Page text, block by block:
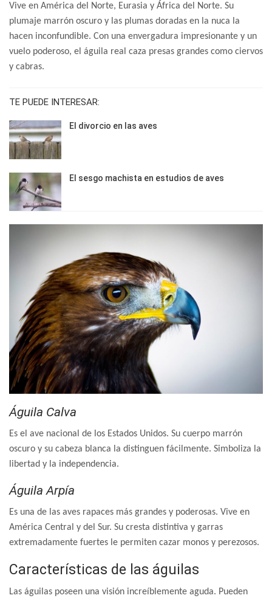
Vive en América del Norte, Eurasia y África del Norte. Su
plumaje marrón oscuro y las plumas doradas en la nuca la
hacen inconfundible. Con una envergadura impresionante y un
vuelo poderoso, el águila real caza presas grandes como ciervos
y cabras.
TE PUEDE INTERESAR:
El divorcio en las aves
El sesgo machista en estudios de aves
Águila Calva
Es el ave nacional de los Estados Unidos. Su cuerpo marrón
oscuro y su cabeza blanca la distinguen fácilmente. Simboliza la
libertad y la independencia.
Águila Arpía
Es una de las aves rapaces más grandes y poderosas. Vive en
América Central y del Sur. Su cresta distintiva y garras
extremadamente fuertes le permiten cazar monos y perezosos.
Características de las águilas
Las águilas poseen una visión increíblemente aguda. Pueden